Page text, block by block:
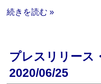
続きを読む »
プレスリリー
2020/06/25